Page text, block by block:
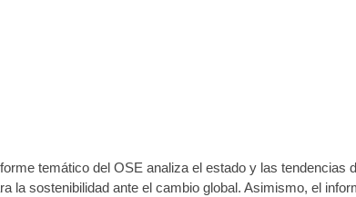
temático del OSE analiza el estado y las
la sostenibilidad ante el cambio global. Asimismo, el